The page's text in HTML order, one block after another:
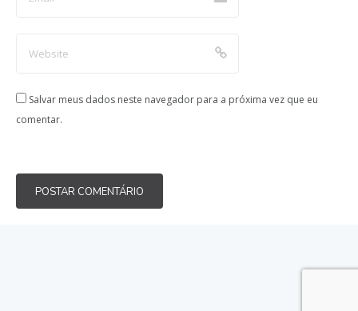
Salvar meus dados neste navegador para a próxima vez que eu
comentar.